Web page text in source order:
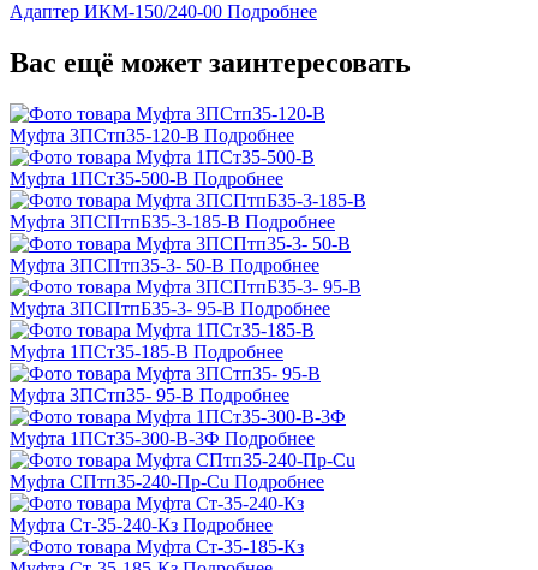
Адаптер ИКМ-150/240-00 Подробнее
Вас ещё может заинтересовать
Муфта 3ПСтп35-120-В Подробнее
Муфта 1ПСт35-500-В Подробнее
Муфта 3ПСПтпБ35-3-185-В Подробнее
Муфта 3ПСПтп35-3- 50-В Подробнее
Муфта 3ПСПтпБ35-3- 95-В Подробнее
Муфта 1ПСт35-185-В Подробнее
Муфта 3ПСтп35- 95-В Подробнее
Муфта 1ПСт35-300-В-3Ф Подробнее
Муфта СПтп35-240-Пр-Cu Подробнее
Муфта Ст-35-240-Кз Подробнее